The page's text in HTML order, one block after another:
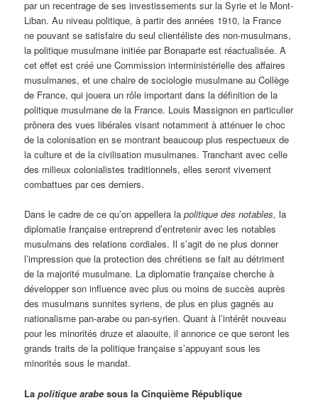
par un recentrage de ses investissements sur la Syrie et le Mont-
Liban. Au niveau politique, à partir des années 1910, la France
ne pouvant se satisfaire du seul clientéliste des non-musulmans,
la politique musulmane initiée par Bonaparte est réactualisée. A
cet effet est créé une Commission interministérielle des affaires
musulmanes, et une chaire de sociologie musulmane au Collège
de France, qui jouera un rôle important dans la définition de la
politique musulmane de la France. Louis Massignon en particulier
prônera des vues libérales visant notamment à atténuer le choc
de la colonisation en se montrant beaucoup plus respectueux de
la culture et de la civilisation musulmanes. Tranchant avec celle
des milieux colonialistes traditionnels, elles seront vivement
combattues par ces derniers.
Dans le cadre de ce qu’on appellera lapolitique des notables, la
diplomatie française entreprend d’entretenir avec les notables
musulmans des relations cordiales. Il s’agit de ne plus donner
l’impression que la protection des chrétiens se fait au détriment
de la majorité musulmane. La diplomatie française cherche à
développer son influence avec plus ou moins de succès auprès
des musulmans sunnites syriens, de plus en plus gagnés au
nationalisme pan-arabe ou pan-syrien. Quant à l’intérêt nouveau
pour les minorités druze et alaouite, il annonce ce que seront les
grands traits de la politique française s’appuyant sous les
minorités sous le mandat.
Lapolitique arabe sous la Cinquième République